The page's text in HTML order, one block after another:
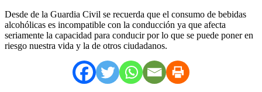
Desde de la Guardia Civil se recuerda que el consumo de bebidas
alcohólicas es incompatible con la conducción ya que afecta
seriamente la capacidad para conducir por lo que se puede poner en
riesgo nuestra vida y la de otros ciudadanos.